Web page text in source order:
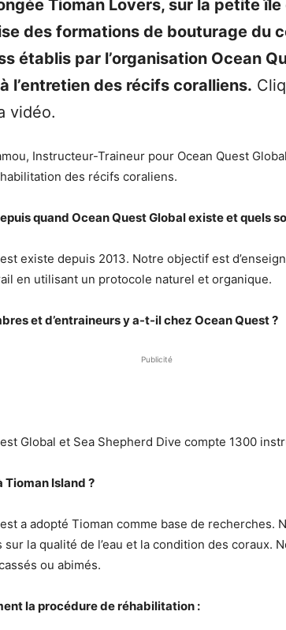
Tioman Lovers, sur la petite île
des formations de bouturage du
établis par l’organisation Ocean
l’entretien des récifs coralliens.
vidéo.
Traineur pour Ocean Quest Global
des récifs coraliens.
quand Ocean Quest Global existe et quels
depuis 2013. Notre objectif est
en utilisant un protocole naturel et organique.
et d’entraineurs y a-t-il chez Ocean Quest ?
Publicité
et Sea Shepherd Dive compte 1300
Tioman Island ?
Tioman comme base de recherches.
la qualité de l’eau et la condition des coraux.
ou abimés.
la procédure de réhabilitation :